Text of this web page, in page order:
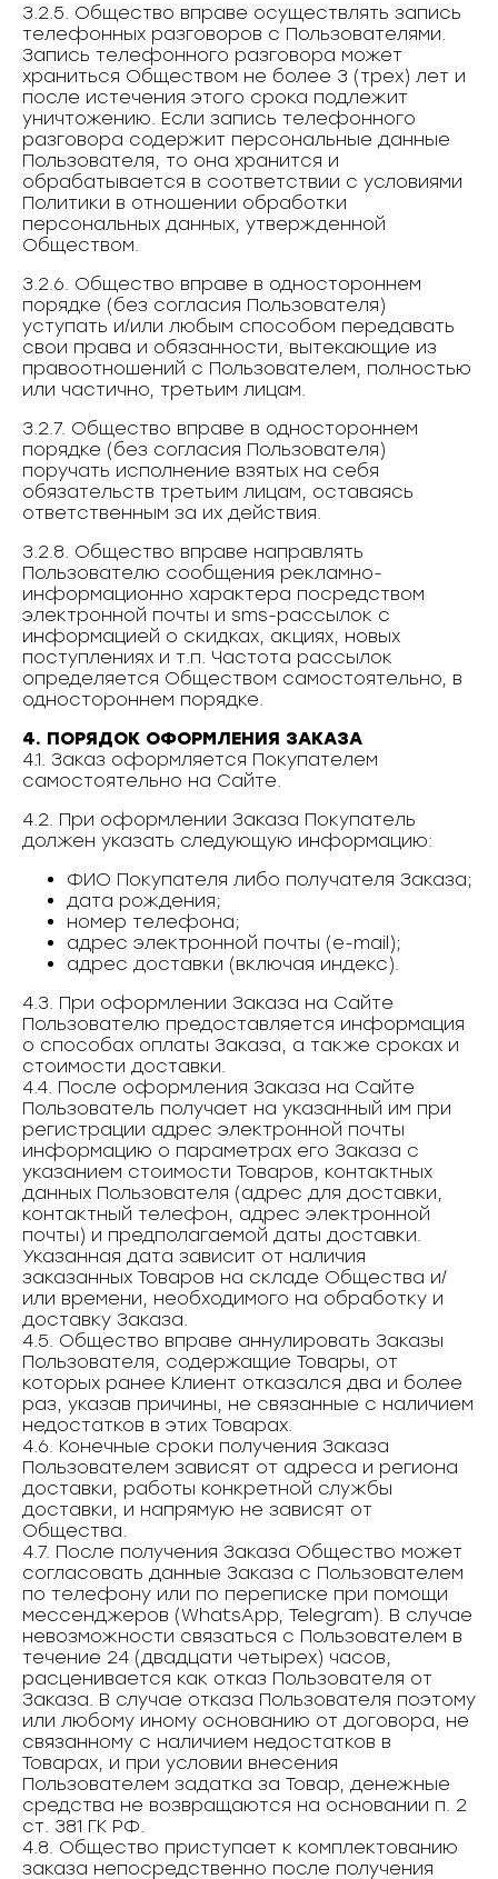
3.2.5. Общество вправе осуществлять запись
телефонных разговоров с Пользователями.
Запись телефонного разговора может
храниться Обществом не более 3 (трех) лет и
после истечения этого срока подлежит
уничтожению. Если запись телефонного
разговора содержит персональные данные
Пользователя, то она хранится и
обрабатывается в соответствии с условиями
Политики в отношении обработки
персональных данных, утвержденной
Обществом.
3.2.6. Общество вправе в одностороннем
порядке (без согласия Пользователя)
уступать и/или любым способом передавать
свои права и обязанности, вытекающие из
правоотношений с Пользователем, полностью
или частично, третьим лицам.
3.2.7. Общество вправе в одностороннем
порядке (без согласия Пользователя)
поручать исполнение взятых на себя
обязательств третьим лицам, оставаясь
ответственным за их действия.
3.2.8. Общество вправе направлять
Пользователю сообщения рекламно-
информационно характера посредством
электронной почты и sms-рассылок с
информацией о скидках, акциях, новых
поступлениях и т.п. Частота рассылок
определяется Обществом самостоятельно, в
одностороннем порядке.
4. ПОРЯДОК ОФОРМЛЕНИЯ ЗАКАЗА
4.1. Заказ оформляется Покупателем
самостоятельно на Сайте.
4.2. При оформлении Заказа Покупатель
должен указать следующую информацию:
ФИО Покупателя либо получателя Заказа;
дата рождения;
номер телефона;
адрес электронной почты (e-mail);
адрес доставки (включая индекс).
4.3. При оформлении Заказа на Сайте
Пользователю предоставляется информация
о способах оплаты Заказа, а также сроках и
стоимости доставки.
4.4. После оформления Заказа на Сайте
Пользователь получает на указанный им при
регистрации адрес электронной почты
информацию о параметрах его Заказа с
указанием стоимости Товаров, контактных
данных Пользователя (адрес для доставки,
контактный телефон, адрес электронной
почты) и предполагаемой даты доставки.
Указанная дата зависит от наличия
заказанных Товаров на складе Общества и/
или времени, необходимого на обработку и
доставку Заказа.
4.5. Общество вправе аннулировать Заказы
Пользователя, содержащие Товары, от
которых ранее Клиент отказался два и более
раз, указав причины, не связанные с наличием
недостатков в этих Товарах.
4.6. Конечные сроки получения Заказа
Пользователем зависят от адреса и региона
доставки, работы конкретной службы
доставки, и напрямую не зависят от
Общества.
4.7. После получения Заказа Общество может
согласовать данные Заказа с Пользователем
по телефону или по переписке при помощи
мессенджеров (WhatsApp, Telegram). В случае
невозможности связаться с Пользователем в
течение 24 (двадцати четырех) часов,
расценивается как отказ Пользователя от
Заказа. В случае отказа Пользователя поэтому
или любому иному основанию от договора, не
связанному с наличием недостатков в
Товарах, и при условии внесения
Пользователем задатка за Товар, денежные
средства не возвращаются на основании п. 2
ст. 381 ГК РФ.
4.8. Общество приступает к комплектованию
заказа непосредственно после получения